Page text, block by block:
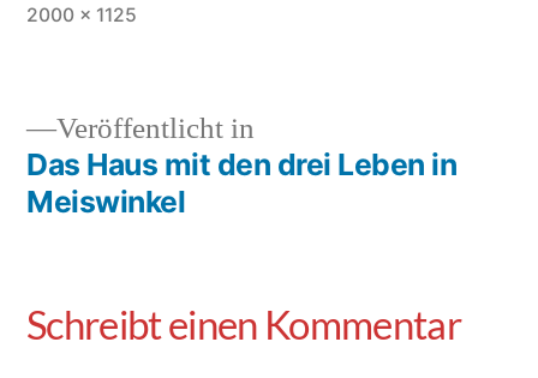
2000 × 1125
Veröffentlicht in
Das Haus mit den drei Leben in
Meiswinkel